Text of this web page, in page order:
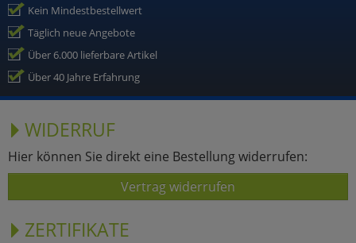
Kein Mindestbestellwert
Täglich neue Angebote
Über 6.000 lieferbare Artikel
Über 40 Jahre Erfahrung
WIDERRUF
Hier können Sie direkt eine Bestellung widerrufen:
Vertrag widerrufen
ZERTIFIKATE